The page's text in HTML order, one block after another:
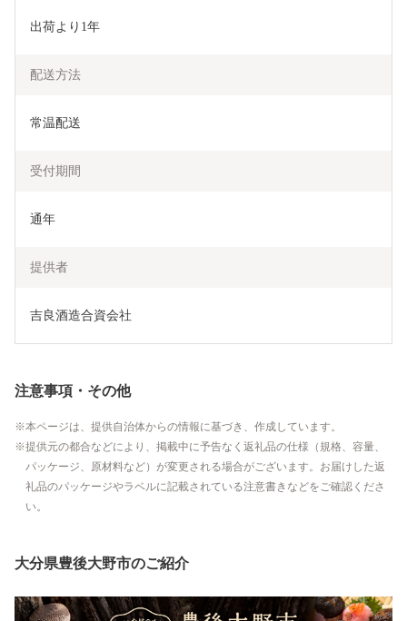
出荷より1年
配送方法
常温配送
受付期間
通年
提供者
吉良酒造合資会社
注意事項・その他
本ページは、提供自治体からの情報に基づき、作成しています。
提供元の都合などにより、掲載中に予告なく返礼品の仕様（規格、容量、
パッケージ、原材料など）が変更される場合がございます。お届けした返
礼品のパッケージやラベルに記載されている注意書きなどをご確認くださ
い。
大分県豊後大野市のご紹介